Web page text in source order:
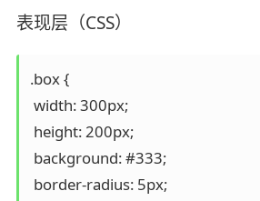
表现层（CSS）
.box {
width: 300px;
height: 200px;
background: #333;
border-radius: 5px;